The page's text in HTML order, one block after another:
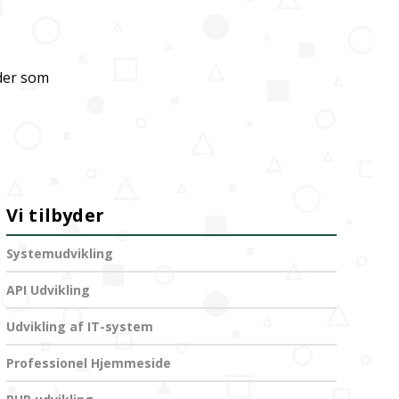
som
Vi tilbyder
Systemudvikling
API Udvikling
Udvikling af IT-system
Professionel Hjemmeside